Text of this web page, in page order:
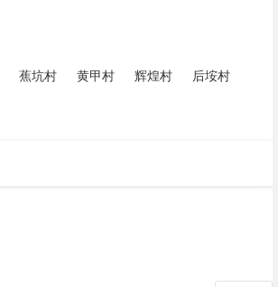
蕉坑村 黄甲村 辉煌村
后垵村